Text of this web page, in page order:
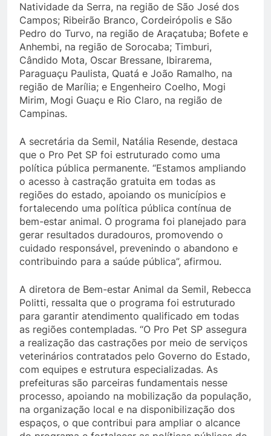
Natividade da Serra, na região de São José dos
Campos; Ribeirão Branco, Cordeirópolis e São
Pedro do Turvo, na região de Araçatuba; Bofete e
Anhembi, na região de Sorocaba; Timburi,
Cândido Mota, Oscar Bressane, Ibirarema,
Paraguaçu Paulista, Quatá e João Ramalho, na
região de Marília; e Engenheiro Coelho, Mogi
Mirim, Mogi Guaçu e Rio Claro, na região de
Campinas.
A secretária da Semil, Natália Resende, destaca
que o Pro Pet SP foi estruturado como uma
política pública permanente. “Estamos ampliando
o acesso à castração gratuita em todas as
regiões do estado, apoiando os municípios e
fortalecendo uma política pública contínua de
bem-estar animal. O programa foi planejado para
gerar resultados duradouros, promovendo o
cuidado responsável, prevenindo o abandono e
contribuindo para a saúde pública”, afirmou.
A diretora de Bem-estar Animal da Semil, Rebecca
Politti, ressalta que o programa foi estruturado
para garantir atendimento qualificado em todas
as regiões contempladas. “O Pro Pet SP assegura
a realização das castrações por meio de serviços
veterinários contratados pelo Governo do Estado,
com equipes e estrutura especializadas. As
prefeituras são parceiras fundamentais nesse
processo, apoiando na mobilização da população,
na organização local e na disponibilização dos
espaços, o que contribui para ampliar o alcance